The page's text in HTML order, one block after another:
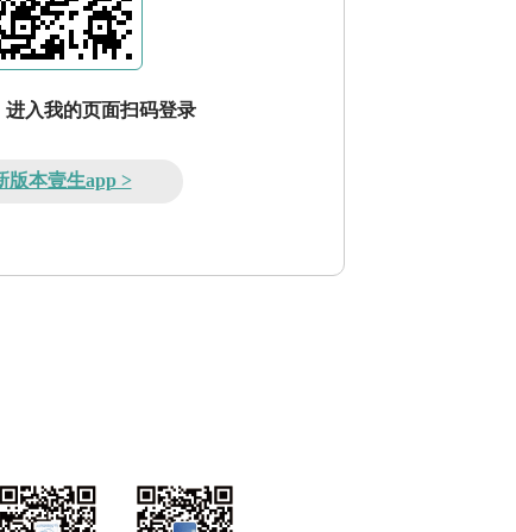
进入我的页面扫码登录
版本壹生app >